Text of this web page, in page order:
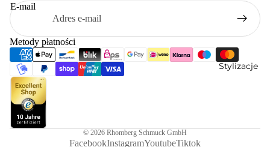
Stylizacje
E-mail
Metody płatności
© 2026 Rhomberg Schmuck GmbH
FacebookInstagramYoutubeTiktok